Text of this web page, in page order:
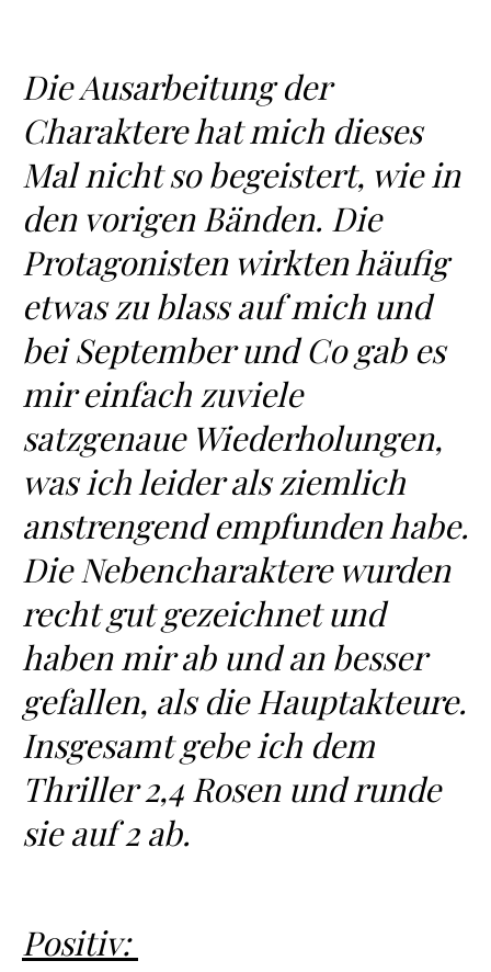
Die Ausarbeitung der
Charaktere hat mich dieses
Mal nicht so begeistert, wie in
den vorigen Bänden. Die
Protagonisten wirkten häufig
etwas zu blass auf mich und
bei September und Co gab es
mir einfach zuviele
satzgenaue Wiederholungen,
was ich leider als ziemlich
anstrengend empfunden habe.
Die Nebencharaktere wurden
recht gut gezeichnet und
haben mir ab und an besser
gefallen, als die Hauptakteure.
Insgesamt gebe ich dem
Thriller 2,4 Rosen und runde
sie auf 2 ab.
Positiv: